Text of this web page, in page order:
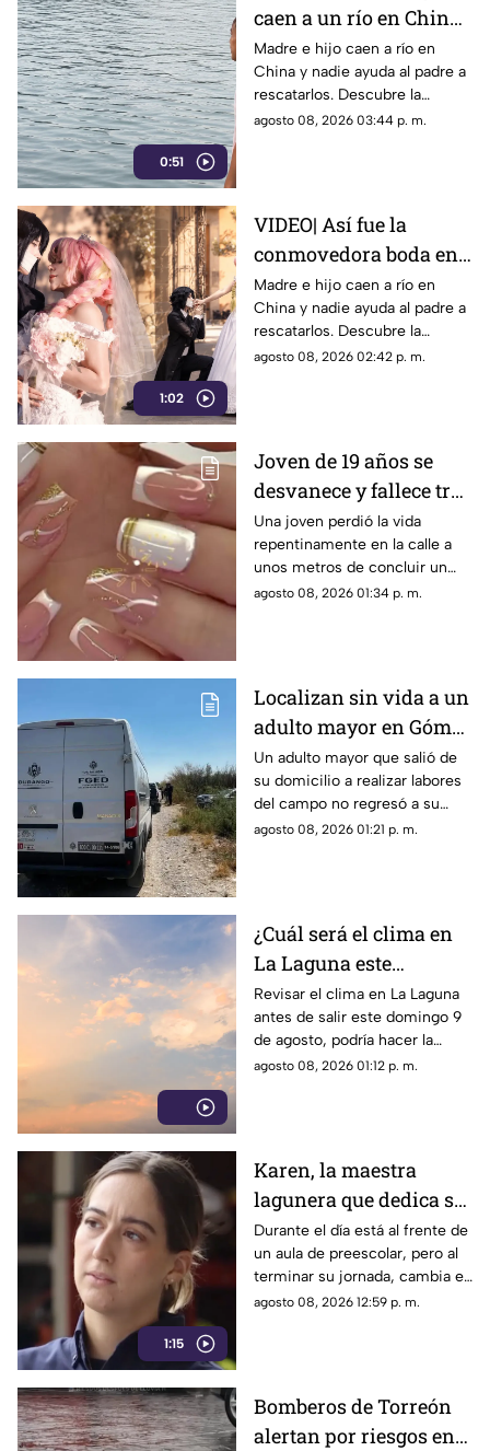
0:51
caen a un río en China
y nadie los ayuda por
esta indignante razón
Madre e hijo caen a río en
China y nadie ayuda al padre a
rescatarlos. Descubre la
polémica ley que castiga a los
agosto 08, 2026 03:44 p. m.
1:02
VIDEO| Así fue la
conmovedora boda en
México que le dio un
final feliz a Mitsuri y
Obana
Madre e hijo caen a río en
China y nadie ayuda al padre a
rescatarlos. Descubre la
polémica ley que castiga a los
agosto 08, 2026 02:42 p. m.
Joven de 19 años se
desvanece y fallece tras
ponerse uñas en
Coahuila
Una joven perdió la vida
repentinamente en la calle a
unos metros de concluir un
servicio de uñas. Autoridades
agosto 08, 2026 01:34 p. m.
Localizan sin vida a un
adulto mayor en Gómez
Palacio; habría sufrido
un infarto
Un adulto mayor que salió de
su domicilio a realizar labores
del campo no regresó a su
hogar. Tras ser buscado por su
agosto 08, 2026 01:21 p. m.
¿Cuál será el clima en
La Laguna este
domingo 9 de agosto
2026?
Revisar el clima en La Laguna
antes de salir este domingo 9
de agosto, podría hacer la
diferencia entre un día
agosto 08, 2026 01:12 p. m.
1:15
Karen, la maestra
lagunera que dedica su
tiempo libre a ser
bombera voluntaria
Durante el día está al frente de
un aula de preescolar, pero al
terminar su jornada, cambia el
pizarrón por el uniforme de
agosto 08, 2026 12:59 p. m.
Bomberos de Torreón
alertan por riesgos en